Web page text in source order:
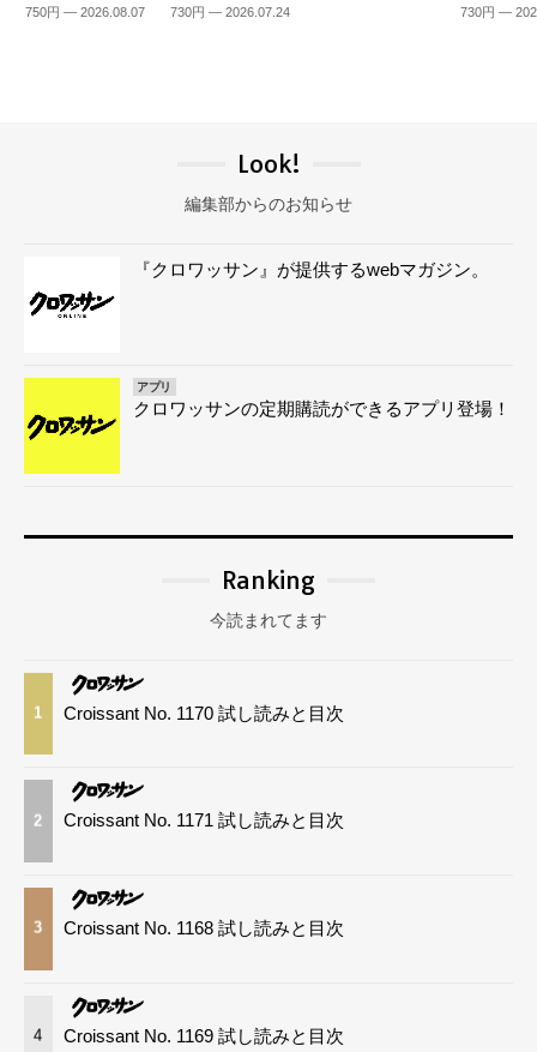
750円 — 2026.08.07 730円 — 2026.07.24 730円 —
Look!
編集部からのお知らせ
『クロワッサン』が提供するwebマガジン。
アプリ
クロワッサンの定期購読ができるアプリ登場！
Ranking
今読まれてます
1 Croissant No. 1170 試し読みと目次
2 Croissant No. 1171 試し読みと目次
3 Croissant No. 1168 試し読みと目次
4 Croissant No. 1169 試し読みと目次